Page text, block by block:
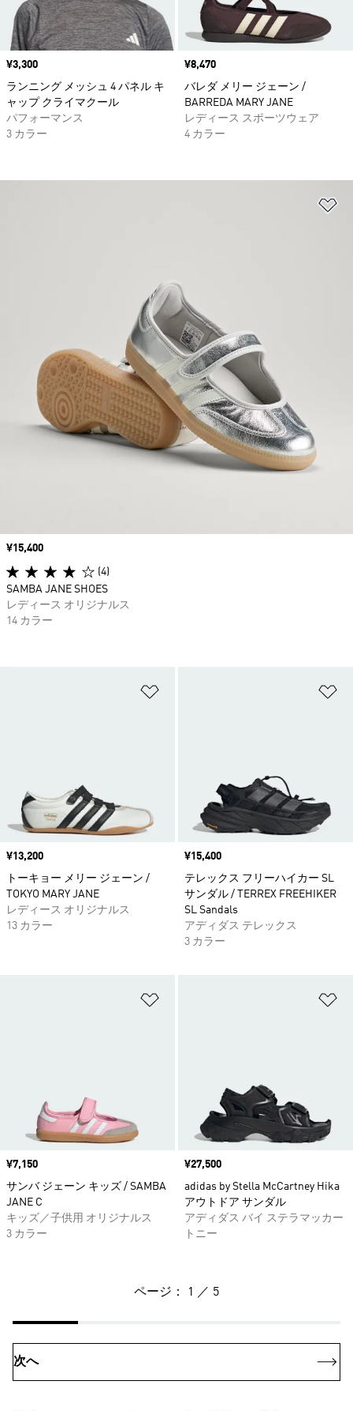
価格
¥3,300
ランニング メッシュ 4 パネル キ
ャップ クライマクール
パフォーマンス
3 カラー
価格
¥8,470
バレダ メリー ジェーン /
BARREDA MARY JANE
レディース スポーツウェア
4 カラー
価格
¥13,200
トーキョー メリー ジェーン /
TOKYO MARY JANE
レディース オリジナルス
13 カラー
価格
¥15,400
テレックス フリーハイカー SL
サンダル / TERREX FREEHIKER
SL Sandals
アディダス テレックス
3 カラー
価格
¥7,150
サンバ ジェーン キッズ / SAMBA
JANE C
キッズ／子供用 オリジナルス
3 カラー
価格
¥27,500
adidas by Stella McCartney Hika
アウトドア サンダル
アディダス バイ ステラマッカー
トニー
価格
¥15,400
(4)
SAMBA JANE SHOES
レディース オリジナルス
14 カラー
ページ： 1 ／ 5
次へ